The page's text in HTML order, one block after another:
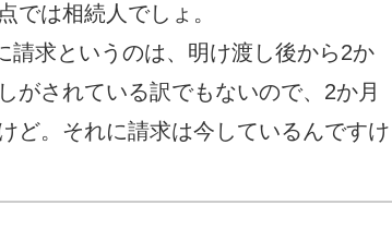
では相続人でしょ。
請求というのは、明け渡し後から2か
がされている訳でもないので、2か月
ど。それに請求は今しているんですけ